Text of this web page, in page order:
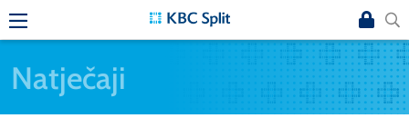
Natječaji